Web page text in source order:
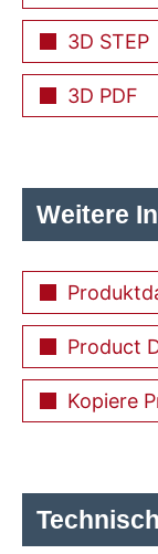
3D STEP
3D PDF
Weitere
Product
Kopiere